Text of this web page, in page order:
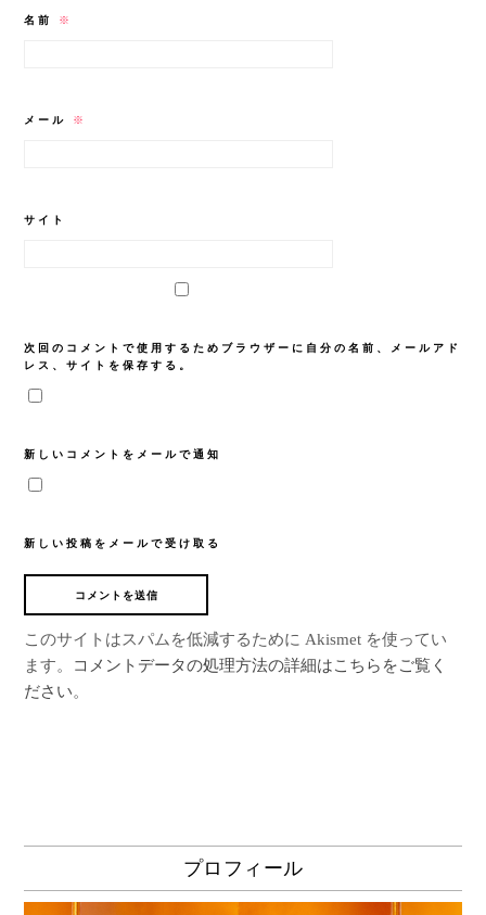
名前 ※
メール ※
サイト
次回のコメントで使用するためブラウザーに自分の名前、メールアド
レス、サイトを保存する。
新しいコメントをメールで通知
新しい投稿をメールで受け取る
このサイトはスパムを低減するために Akismet を使ってい
ます。 コメントデータの処理方法の詳細はこちらをご覧く
ださい。
プロフィール